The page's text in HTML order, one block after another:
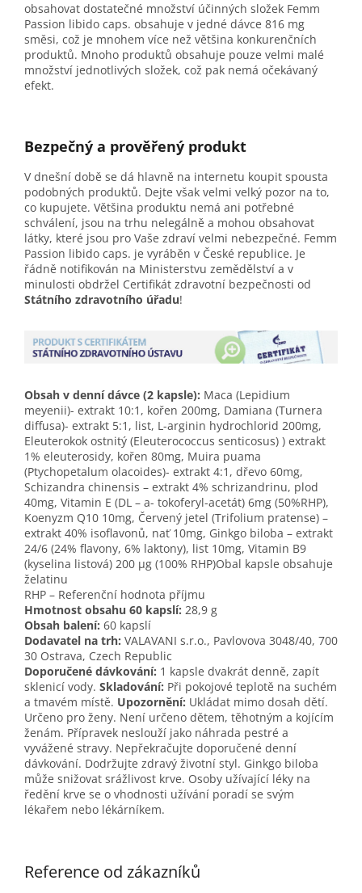
obsahovat dostatečné množství účinných složek Femm
Passion libido caps. obsahuje v jedné dávce 816 mg
směsi, což je mnohem více než většina konkurenčních
produktů. Mnoho produktů obsahuje pouze velmi malé
množství jednotlivých složek, což pak nemá očekávaný
efekt.
Bezpečný a prověřený produkt
V dnešní době se dá hlavně na internetu koupit spousta
podobných produktů. Dejte však velmi velký pozor na to,
co kupujete. Většina produktu nemá ani potřebné
schválení, jsou na trhu nelegálně a mohou obsahovat
látky, které jsou pro Vaše zdraví velmi nebezpečné. Femm
Passion libido caps. je vyráběn v České republice. Je
řádně notifikován na Ministerstvu zemědělství a v
minulosti obdržel Certifikát zdravotní bezpečnosti od
Státního zdravotního úřadu!
Obsah v denní dávce (2 kapsle): Maca (Lepidium
meyenii)- extrakt 10:1, kořen 200mg, Damiana (Turnera
diffusa)- extrakt 5:1, list, L-arginin hydrochlorid 200mg,
Eleuterokok ostnitý (Eleuterococcus senticosus) ) extrakt
1% eleuterosidy, kořen 80mg, Muira puama
(Ptychopetalum olacoides)- extrakt 4:1, dřevo 60mg,
Schizandra chinensis – extrakt 4% schrizandrinu, plod
40mg, Vitamin E (DL – a- tokoferyl-acetát) 6mg (50%RHP),
Koenyzm Q10 10mg, Červený jetel (Trifolium pratense) –
extrakt 40% isoflavonů, nať 10mg, Ginkgo biloba – extrakt
24/6 (24% flavony, 6% laktony), list 10mg, Vitamin B9
(kyselina listová) 200 µg (100% RHP)Obal kapsle obsahuje
želatinu
RHP – Referenční hodnota příjmu
Hmotnost obsahu 60 kapslí: 28,9 g
Obsah balení: 60 kapslí
Dodavatel na trh: VALAVANI s.r.o., Pavlovova 3048/40, 700
30 Ostrava, Czech Republic
Doporučené dávkování: 1 kapsle dvakrát denně, zapít
sklenicí vody. Skladování: Při pokojové teplotě na suchém
a tmavém místě. Upozornění: Ukládat mimo dosah dětí.
Určeno pro ženy. Není určeno dětem, těhotným a kojícím
ženám. Přípravek neslouží jako náhrada pestré a
vyvážené stravy. Nepřekračujte doporučené denní
dávkování. Dodržujte zdravý životní styl. Ginkgo biloba
může snižovat srážlivost krve. Osoby užívající léky na
ředění krve se o vhodnosti užívání poradí se svým
lékařem nebo lékárníkem.
Reference od zákazníků